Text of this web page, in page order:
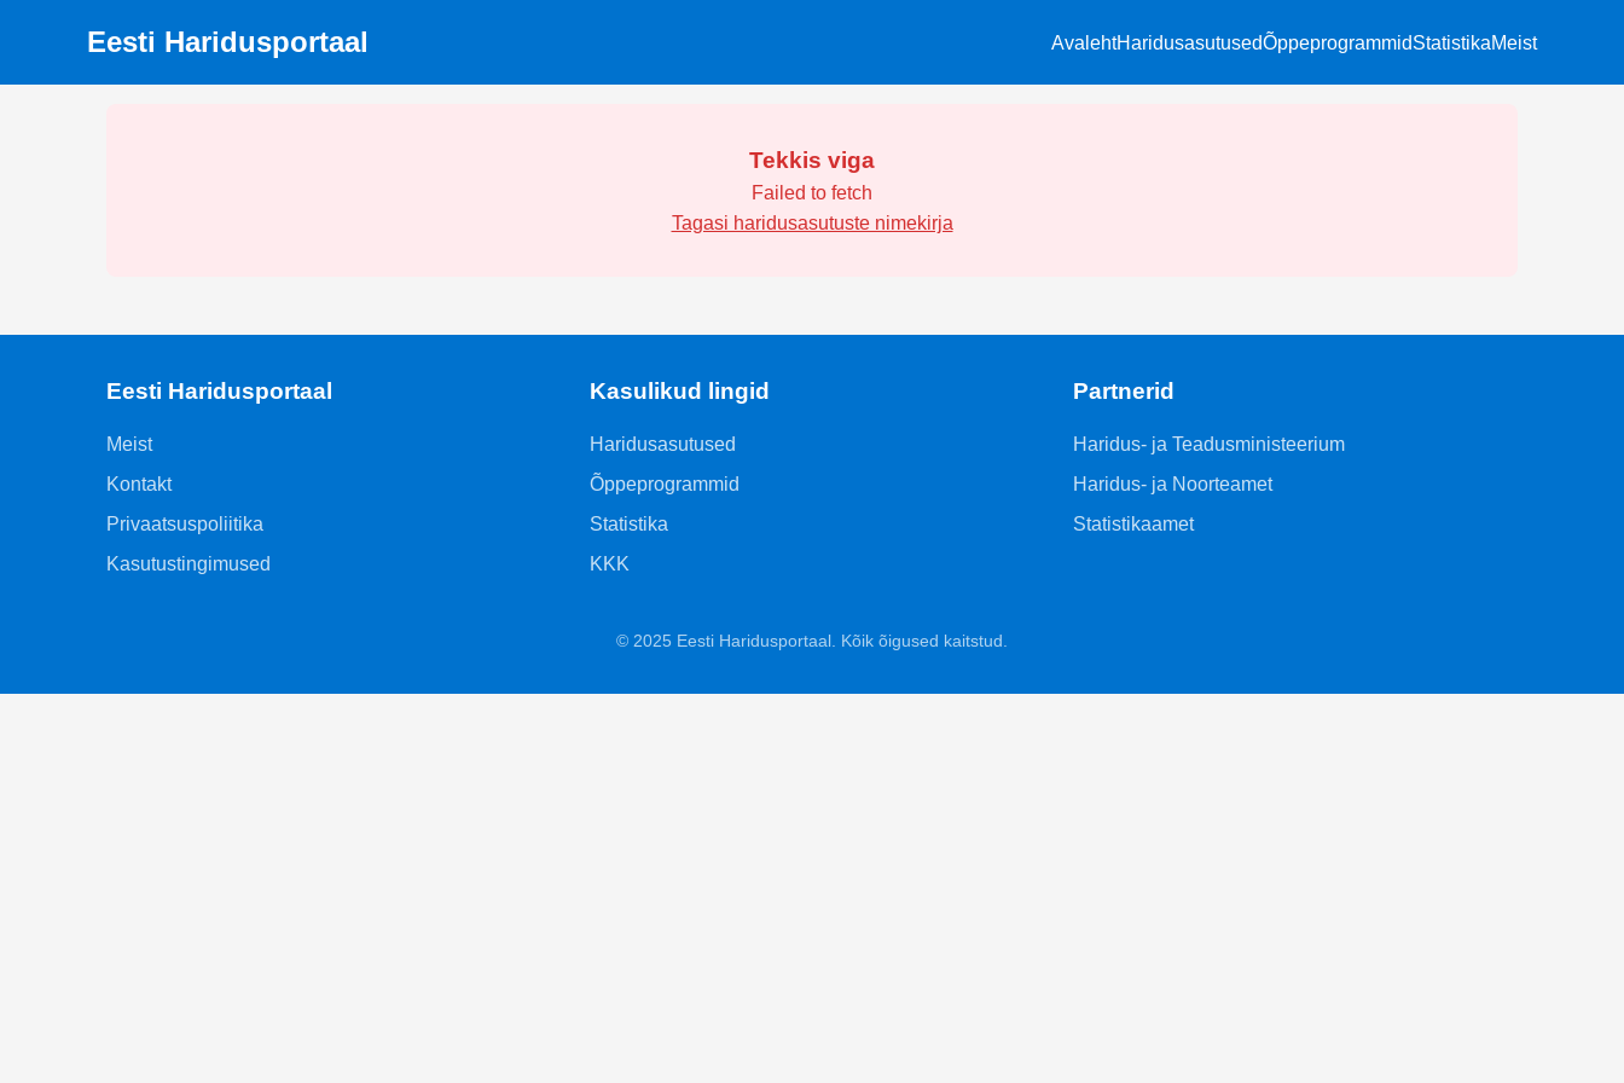
Eesti Haridusportaal AvalehtHaridusasutusedÕppeprogrammidStatistikaMeist
Tekkis viga
Failed to fetch
Tagasi haridusasutuste nimekirja
Eesti Haridusportaal
Meist
Kontakt
Privaatsuspoliitika
Kasutustingimused
Kasulikud lingid
Haridusasutused
Õppeprogrammid
Statistika
KKK
Partnerid
Haridus- ja Teadusministeerium
Haridus- ja Noorteamet
Statistikaamet
© 2025 Eesti Haridusportaal. Kõik õigused kaitstud.